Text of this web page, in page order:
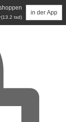
(13.2 tsd)
in der App